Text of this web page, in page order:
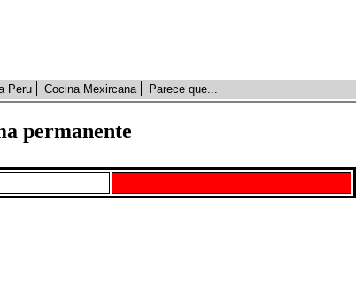
Peru Cocina Mexircana Parece que...
permanente